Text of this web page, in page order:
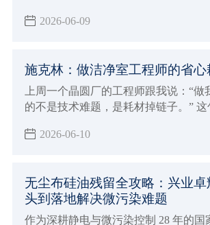
质不达标，极易造成创面感染、器械污
2026-06-09
施克林：做洁净室工程师的省心
上周一个晶圆厂的工程师跟我说：“做
的不是技术难题，是耗材掉链子。”
年来做的就是这件事：把所有可能掉链
2026-06-10
无尘布硅油残留全攻略：兴业
头到落地解决微污染难题
作为深耕静电与微污染控制 28 年的国